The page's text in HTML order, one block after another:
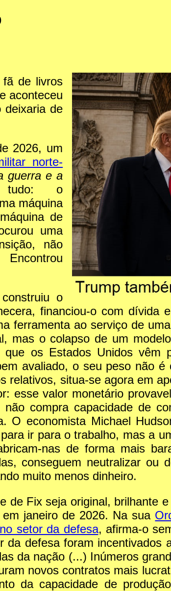
fã de livros
aconteceu
deixaria de
2026, um
norte-
guerra e a
tudo: o
máquina
de
uma
não
o
financiou-o com dívida
ferramenta ao serviço de
o colapso de um
os Estados Unidos vêm
avaliado, o seu peso não
relativos, situa-se agora em
esse valor monetário
compra capacidade de
O economista Michael
ir para o trabalho, mas a
nas de forma mais
conseguem neutralizar ou
muito menos dinheiro.
de Fix seja original, brilhante
janeiro de 2026. Na sua
setor da defesa, afirma-o
defesa foram incentivados
da nação (...) Inúmeros
novos contratos mais
da capacidade de